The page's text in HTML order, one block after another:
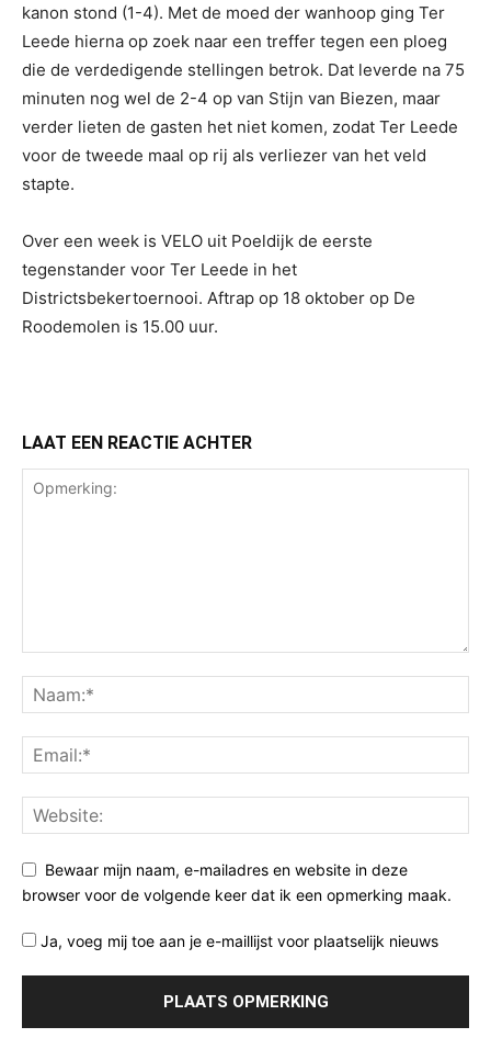
kanon stond (1-4). Met de moed der wanhoop ging Ter
Leede hierna op zoek naar een treffer tegen een ploeg
die de verdedigende stellingen betrok. Dat leverde na 75
minuten nog wel de 2-4 op van Stijn van Biezen, maar
verder lieten de gasten het niet komen, zodat Ter Leede
voor de tweede maal op rij als verliezer van het veld
stapte.
Over een week is VELO uit Poeldijk de eerste
tegenstander voor Ter Leede in het
Districtsbekertoernooi. Aftrap op 18 oktober op De
Roodemolen is 15.00 uur.
LAAT EEN REACTIE ACHTER
Bewaar mijn naam, e-mailadres en website in deze
browser voor de volgende keer dat ik een opmerking maak.
Ja, voeg mij toe aan je e-maillijst voor plaatselijk nieuws